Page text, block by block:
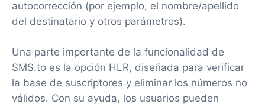
autocorrección (por ejemplo, el nombre/apellido
del destinatario y otros parámetros).
Una parte importante de la funcionalidad de
SMS.to es la opción HLR, diseñada para verificar
la base de suscriptores y eliminar los números no
válidos. Con su ayuda, los usuarios pueden